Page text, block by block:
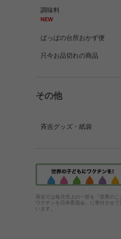
調味料
NEW
ばっぱの台所おかず便
只今お品切れの商品
その他
斉吉グッズ・紙袋
斉吉では毎月売上の一部を「世界のこ
ワクチンを日本委員会」に寄付させて
います。